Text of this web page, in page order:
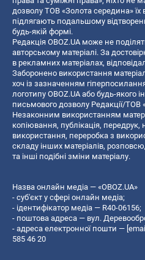
дозволу ТОВ «Золота середина» їх
підлягають подальшому
будь-якій формі.
Редакція OBOZ.UA може не
авторському матеріалі. За
в рекламних матеріалах,
Заборонено використання
хоч із зазначенням
логотипу OBOZ.UA або будь-якого
письмового дозволу Редакції/ТОВ
Незаконним використанням
копiювання, публiкацiя, передрук,
використання, переробка з
складу інших матеріалів,
та інші подібні зміни матеріалу.
Назва онлайн медіа — «OBOZ.UA»
- суб'єкт у сфері онлайн медіа;
- ідентифікатор медіа — R40-06156;
- поштова адреса — вул.
- адреса електронної пошти —
585 46 20